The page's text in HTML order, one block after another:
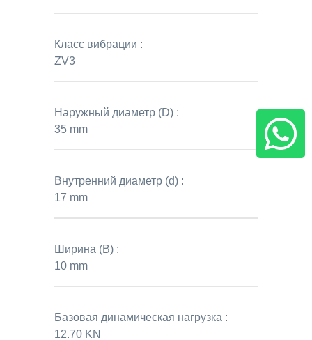
Класс вибрации :
ZV3
Наружный диаметр (D) :
35 mm
Внутренний диаметр (d) :
17 mm
Ширина (B) :
10 mm
Базовая динамическая нагрузка :
12.70 KN